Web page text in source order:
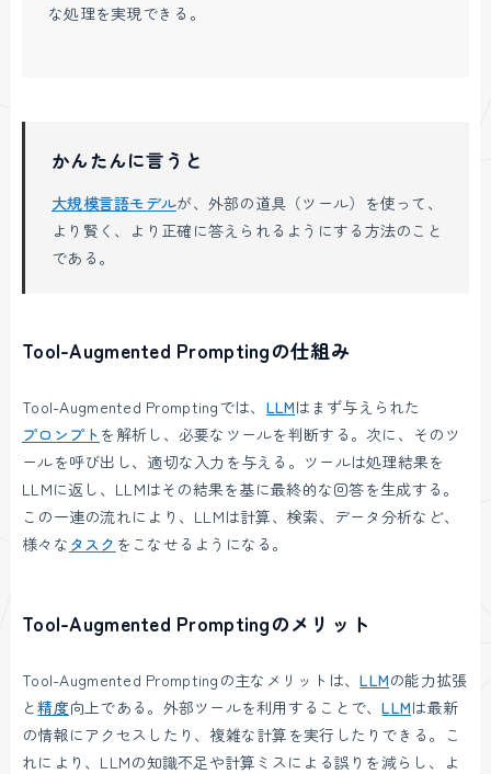
な処理を実現できる。
かんたんに言うと
大規模言語モデルが、外部の道具（ツール）を使って、
より賢く、より正確に答えられるようにする方法のこと
である。
Tool-Augmented Promptingの仕組み
Tool-Augmented Promptingでは、 LLMはまず与えられた
プロンプト を解析し、必要なツールを判断する。次に、そのツ
ールを呼び出し、適切な入力を与える。ツールは処理結果を
LLMに返し、LLMはその結果を基に最終的な回答を生成する。
この一連の流れにより、LLMは計算、検索、データ分析など、
様々な タスク をこなせるようになる。
Tool-Augmented Promptingのメリット
Tool-Augmented Promptingの主なメリットは、LLMの能力拡張
と精度向上である。外部ツールを利用することで、LLMは最新
の情報にアクセスしたり、複雑な計算を実行したりできる。こ
れにより、LLMの知識不足や計算ミスによる誤りを減らし、よ